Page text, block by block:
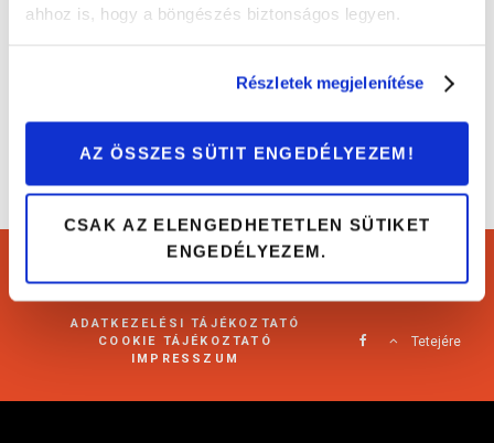
ahhoz is, hogy a böngészés biztonságos legyen.
Részletek megjelenítése
AZ ÖSSZES SÜTIT ENGEDÉLYEZEM!
CSAK AZ ELENGEDHETETLEN SÜTIKET
ENGEDÉLYEZEM.
Erre figyelj, ha használtautót vásárolsz!
Cartárs Blog 2021
ADATKEZELÉSI TÁJÉKOZTATÓ
COOKIE TÁJÉKOZTATÓ
IMPRESSZUM
Tetejére